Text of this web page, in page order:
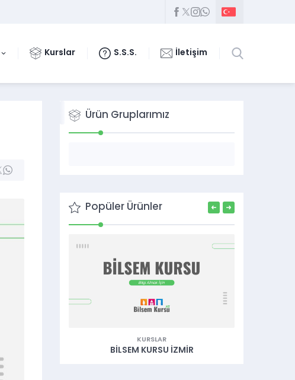
Kurslar S.S.S. İletişim
Ürün Gruplarımız
Popüler Ürünler
KURSLAR
BILSEM KURSU İZMIR